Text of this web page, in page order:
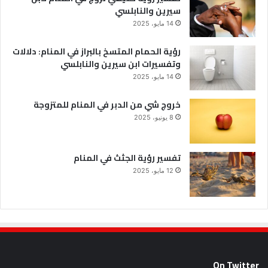
سيرين والنابلسي
14 مايو، 2025
رؤية الحمام المتسخ بالبراز في المنام: دلالات
وتفسيرات ابن سيرين والنابلسي
14 مايو، 2025
خروج شي من الدبر في المنام للمتزوجة
8 يونيو، 2025
تفسير رؤية الجثث في المنام
12 مايو، 2025